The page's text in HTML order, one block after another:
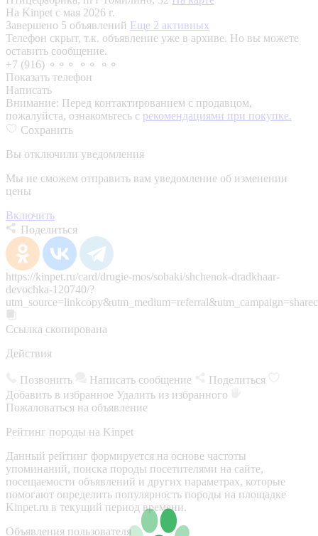
На Kinpet c мая 2026 г.
Завершено 5 объявлений Еще 2 активных
Телефон скрыт, т.к. объявление уже в архиве. Но вы можете
оставить сообщение.
+7 (916) ⚬⚬⚬ ⚬⚬ ⚬⚬
Показать телефон
Написать
Внимание: Перед контактированием с продавцом,
пожалуйста, ознакомьтесь с рекомендациями при покупке.
Сохранить
Вы отключили уведомления
Мы не сможем отправить вам уведомление об изменении
цены
Включить
Поделиться
https://kinpet.ru/card/drugie-mos/sobaki/shchenok-dradkhaar-
devochka-120740/?
Ссылка скопирована
Действия
Позвонить Написать сообщение
Поделиться
Добавить в избранное Удалить из избранного
Пожаловаться на объявление
Рейтинг породы на Kinpet
Данный рейтинг формируется на основе частоты
упоминаний, поиска породы посетителями на сайте,
посещаемости объявлений и других параметрах, которые
помогают определить популярность породы на площадке
Kinpet.ru в текущий период времени.
Объявления пользователя